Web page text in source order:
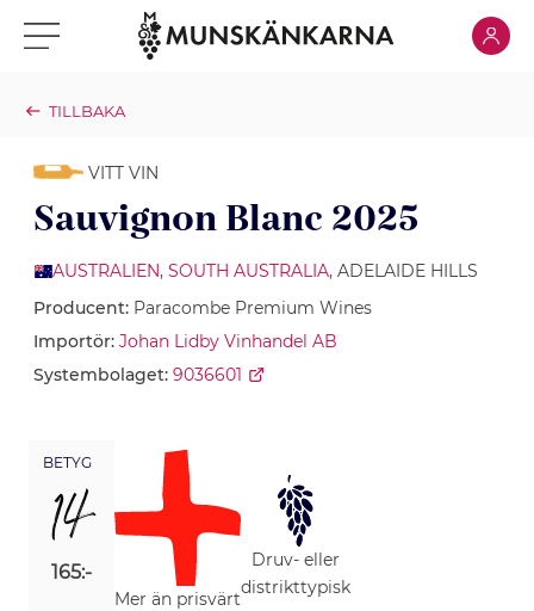
Klicka för meny Klicka
TILLBAKA
VITT VIN
Sauvignon Blanc 2025
AUSTRALIEN, SOUTH AUSTRALIA, ADELAIDE HILLS
Producent: Paracombe Premium Wines
Importör: Johan Lidby Vinhandel AB
Systembolaget: 9036601
BETYG
14
165:-
Mer än prisvärt
Druv- eller
distrikttypisk